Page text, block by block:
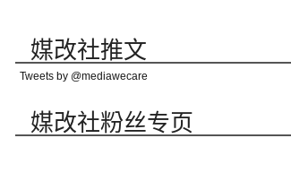
媒改社推文
Tweets by @mediawecare
媒改社粉丝专页